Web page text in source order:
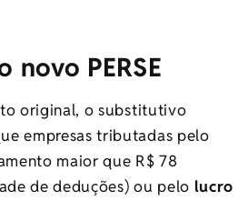
novo PERSE
original, o substitutivo
empresas tributadas pelo
maior que R$ 78
de deduções) ou pelo lucro